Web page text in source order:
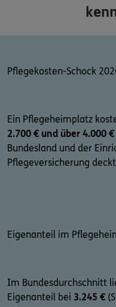
Pflegekosten-Schock
Ein Pflegeheimplatz
2.700 € und über 4.000 €
Bundesland und der
Pflegeversicherung
Eigenanteil im
Im Bundesdurchschnitt
Eigenanteil bei 3.245 €